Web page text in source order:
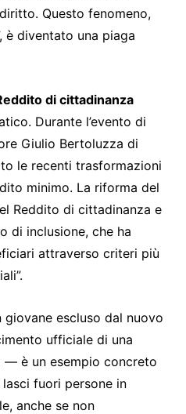
Questo fenomeno,
è diventato una piaga
di cittadinanza
Durante l’evento di
Giulio Bertoluzza di
le recenti trasformazioni
minimo. La riforma del
Reddito di cittadinanza e
di inclusione, che ha
attraverso criteri più
escluso dal nuovo
ufficiale di una
è un esempio concreto
fuori persone in
anche se non